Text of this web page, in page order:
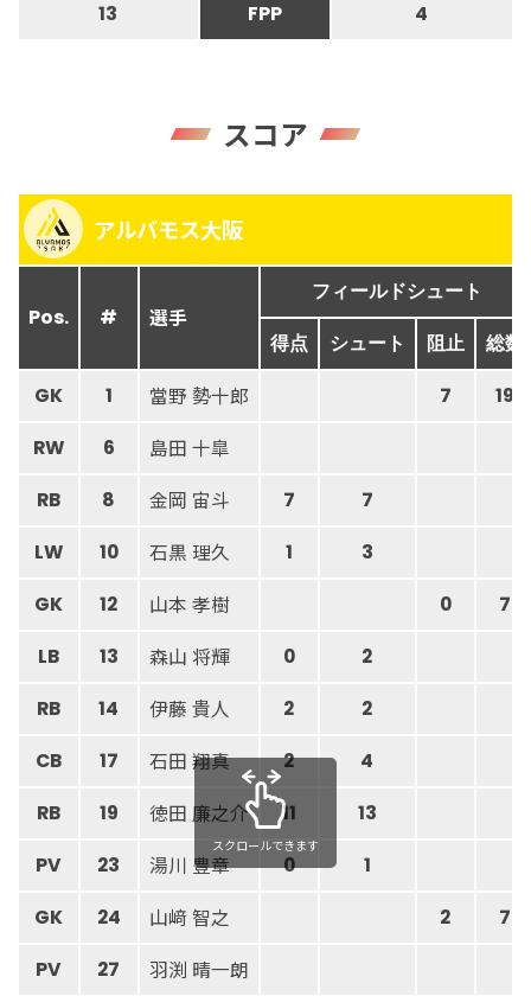
13 FPP 4
スコア
アルバモス大阪
Pos. # 選手
フィールドシュート
得点 シュート 阻止 総数
GK 1 當野 勢十郎 7 19
RW 6 島田 十皐
RB 8 金岡 宙斗 7 7
LW 10 石黒 理久 1 3
GK 12 山本 孝樹 0 7
LB 13 森山 将輝 0 2
RB 14 伊藤 貴人 2 2
CB 17 石田 翔真 2 4
RB 19 徳田 廉之介 11 13
PV 23 湯川 豊章 0 1
GK 24 山﨑 智之 2 7
PV 27 羽渕 晴一朗
スクロールできます